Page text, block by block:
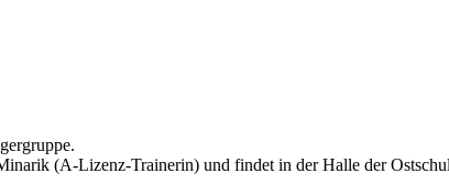
(A-Lizenz-Trainerin) und findet in der Halle der